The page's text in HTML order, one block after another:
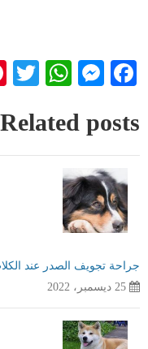
Facebook
Related posts
جراحة تجويف الصدر عند
25 ديسمبر، 2022